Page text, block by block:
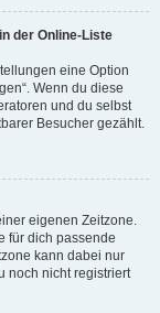
der Online-Liste
eine Option
Wenn du diese
und du selbst
Besucher gezählt.
eigenen Zeitzone.
für dich passende
kann dabei nur
noch nicht registriert